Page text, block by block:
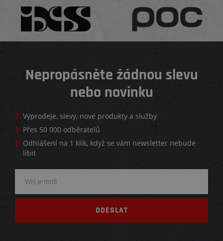
Nepropásněte žádnou slevu
nebo novinku
Výprodeje, slevy, nové produkty a služby
Přes 50 000 odběratelů
Odhlášení na 1 klik, když se vám newsletter nebude
líbit